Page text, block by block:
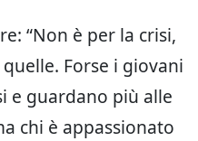
“Non è per la crisi,
Forse i giovani
e guardano più alle
chi è appassionato